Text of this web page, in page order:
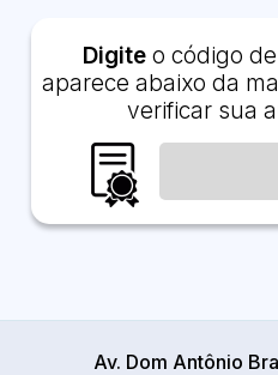
Digite o código
aparece abaixo da
verificar sua
Av. Dom Antônio